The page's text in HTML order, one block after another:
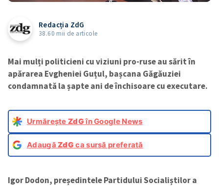
Redacția ZdG
38.60 mii de articole
Mai mulți politicieni cu viziuni pro-ruse au sărit în
apărarea Evgheniei Guțul, bașcana Găgăuziei
condamnată la șapte ani de închisoare cu executare.
Urmărește ZdGîn Google News
AdaugăZdG ca sursă preferată
Igor Dodon, președintele Partidului Socialiștilor a